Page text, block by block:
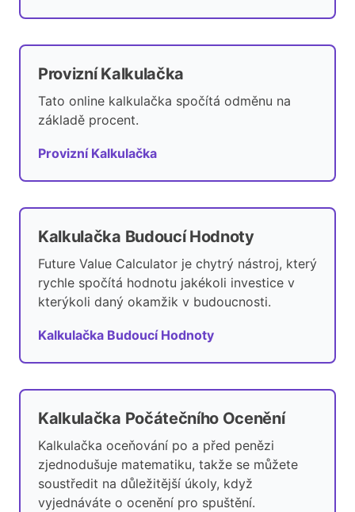
Provizní Kalkulačka
Tato online kalkulačka spočítá odměnu na
základě procent.
Provizní Kalkulačka
Kalkulačka Budoucí Hodnoty
Future Value Calculator je chytrý nástroj, který
rychle spočítá hodnotu jakékoli investice v
kterýkoli daný okamžik v budoucnosti.
Kalkulačka Budoucí Hodnoty
Kalkulačka Počátečního Ocenění
Kalkulačka oceňování po a před penězi
zjednodušuje matematiku, takže se můžete
soustředit na důležitější úkoly, když
vyjednáváte o ocenění pro spuštění.